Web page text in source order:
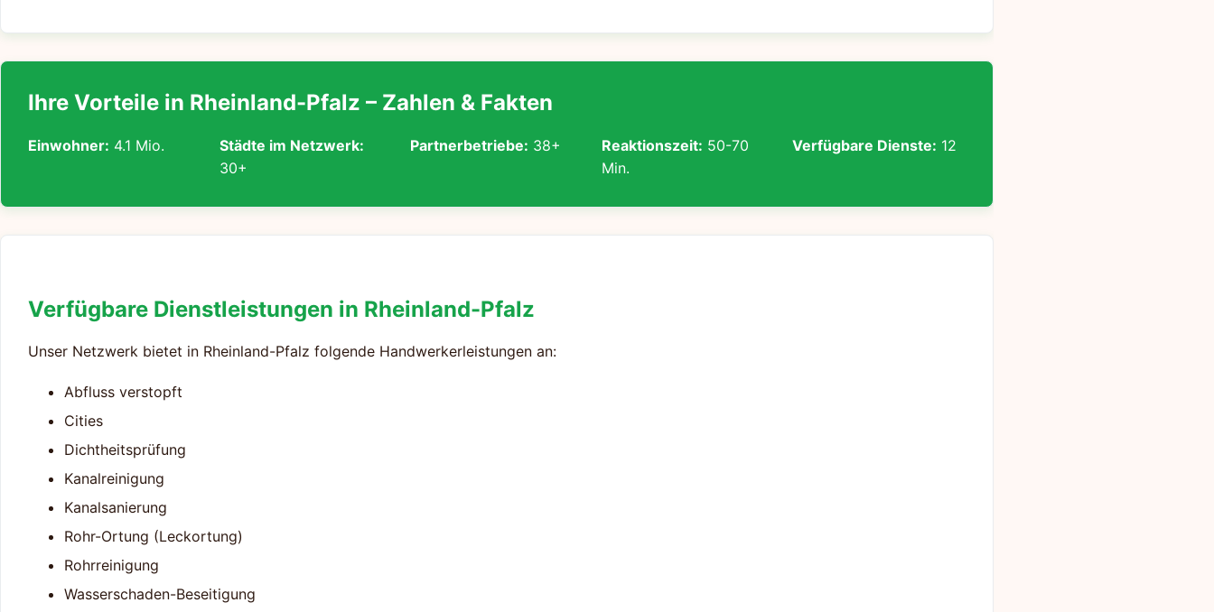
Ihre Vorteile in Rheinland-Pfalz – Zahlen & Fakten
Einwohner: 4.1 Mio.
Städte im Netzwerk:
30+
Partnerbetriebe: 38+ Reaktionszeit: 50-70
Min.
Verfügbare Dienste: 12
Verfügbare Dienstleistungen in Rheinland-Pfalz
Unser Netzwerk bietet in Rheinland-Pfalz folgende Handwerkerleistungen an:
Abfluss verstopft
Cities
Dichtheitsprüfung
Kanalreinigung
Kanalsanierung
Rohr-Ortung (Leckortung)
Rohrreinigung
Wasserschaden-Beseitigung